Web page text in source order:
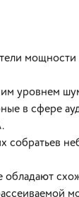
уровнем
в сфере